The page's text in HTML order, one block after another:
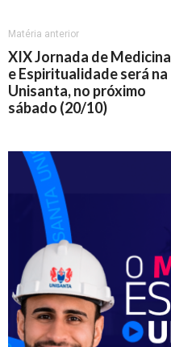
Matéria anterior
XIX Jornada de Medicina
e Espiritualidade será na
Unisanta, no próximo
sábado (20/10)